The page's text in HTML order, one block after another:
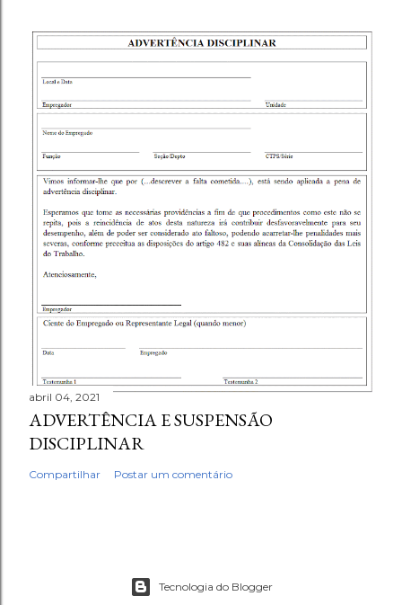
abril 04, 2021
ADVERTÊNCIA E SUSPENSÃO
DISCIPLINAR
Compartilhar Postar um comentário
Tecnologia do Blogger